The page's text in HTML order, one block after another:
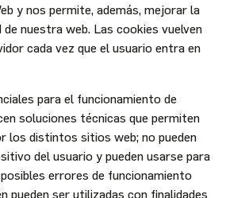
y nos permite, además, mejorar la
de nuestra web. Las cookies vuelven
cada vez que el usuario entra en
para el funcionamiento de
soluciones técnicas que permiten
los distintos sitios web; no pueden
del usuario y pueden usarse para
errores de funcionamiento
pueden ser utilizadas con finalidades